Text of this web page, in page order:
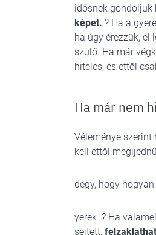
idősnek gondoljuk
képet. ? Ha a
ha úgy érezzük, el
szülő. Ha már
hiteles, és ettől
Ha már nem
Véleménye
kell ettől
degy, hogy
yerek. ? Ha
sejtett,